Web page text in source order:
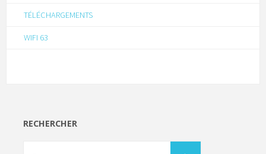
TÉLÉCHARGEMENTS
WIFI 63
RECHERCHER